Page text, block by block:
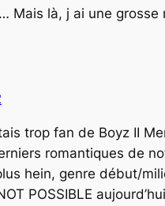
Mais là, j ai une grosse
trop fan de Boyz II
romantiques de
hein, genre début/
POSSIBLE